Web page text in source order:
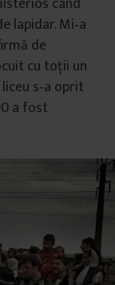
lapidar. Mi‑a
de
cu toții un
s‑a oprit
a fost